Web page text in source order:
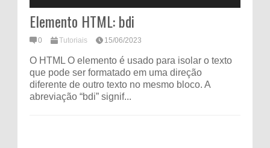
Elemento HTML: bdi
0 Tutoriais 15/06/2023
O HTML O elemento é usado para isolar o texto
que pode ser formatado em uma direção
diferente de outro texto no mesmo bloco. A
abreviação “bdi” signif...